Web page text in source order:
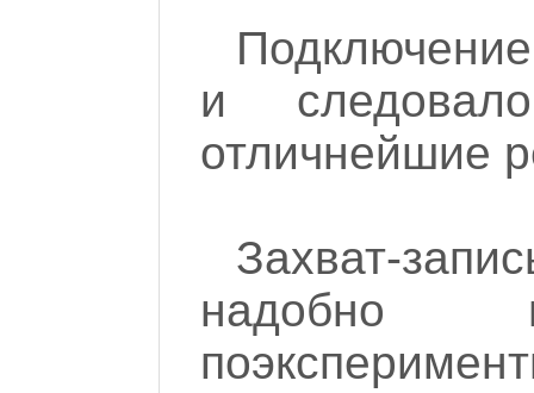
и
отличнейшие
Захват-
надобно